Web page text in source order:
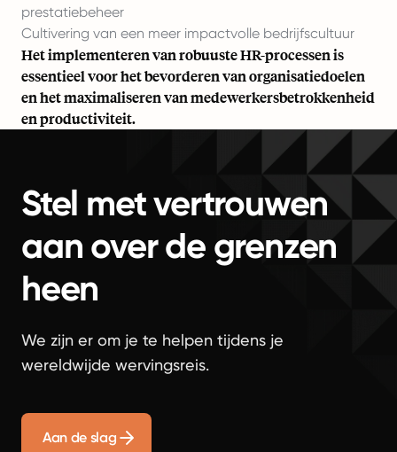
prestatiebeheer
Cultivering van een meer impactvolle bedrijfscultuur
Het implementeren van robuuste HR-processen is
essentieel voor het bevorderen van organisatiedoelen
en het maximaliseren van medewerkersbetrokkenheid
en productiviteit.
Stel met vertrouwen
aan over de grenzen
heen
We zijn er om je te helpen tijdens je
wereldwijde wervingsreis.
Aan de slag